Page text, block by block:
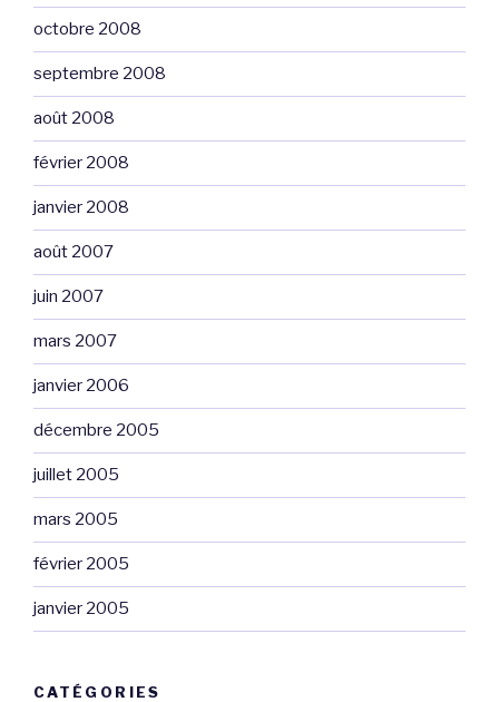
octobre 2008
septembre 2008
août 2008
février 2008
janvier 2008
août 2007
juin 2007
mars 2007
janvier 2006
décembre 2005
juillet 2005
mars 2005
février 2005
janvier 2005
CATÉGORIES